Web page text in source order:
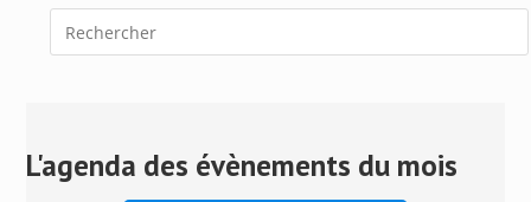
close
L'agenda des évènements du mois